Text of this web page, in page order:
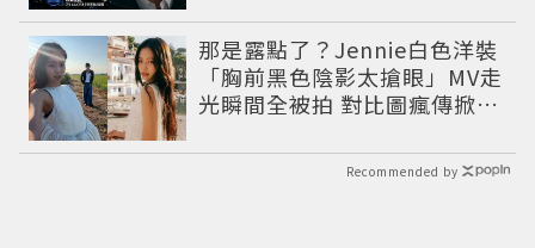
那是露點了？Jennie白色洋裝
「胸前黑色陰影太搶眼」MV走
光瞬間全被拍 對比圖瘋傳掀論
Recommended by